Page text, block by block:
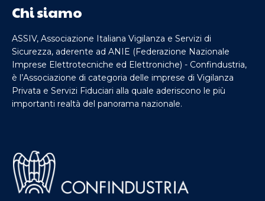
Chi siamo
ASSIV, Associazione Italiana Vigilanza e Servizi di
Sicurezza, aderente ad ANIE (Federazione Nazionale
Imprese Elettrotecniche ed Elettroniche) - Confindustria,
è l’Associazione di categoria delle imprese di Vigilanza
Privata e Servizi Fiduciari alla quale aderiscono le più
importanti realtà del panorama nazionale.